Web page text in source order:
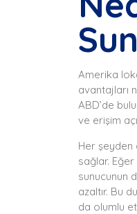
Amerika
avantajları
ABD’de
ve erişim
Her şeyden
sağlar.
sunucunun
azaltır. Bu
da olumlu